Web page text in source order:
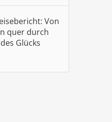
Von
quer durch
Glücks